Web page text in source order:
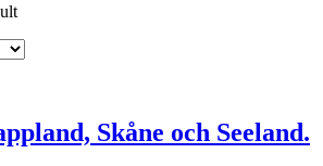
Skåne och Seeland.